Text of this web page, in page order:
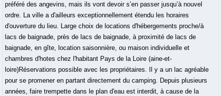
préféré des angevins, mais ils vont devoir s’en passer jusqu’à nouvel
ordre. La ville a d'ailleurs exceptionnellement étendu les horaires
d'ouverture du lieu. Large choix de locations d'hébergements proche/à
lacs de baignade, près de lacs de baignade, à proximité de lacs de
baignade, en gîte, location saisonnière, ou maison individuelle et
chambres d'hotes chez l'habitant Pays de la Loire (aine-et-
loire)Réservations possible avec les propriétaires. Il y a un lac agréable
pour se promener en partant directement du camping. Depuis plusieurs
années, faire trempette dans le plan d'eau est interdit, à cause de la